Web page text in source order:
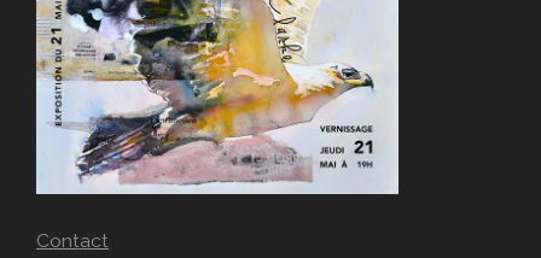
Contact